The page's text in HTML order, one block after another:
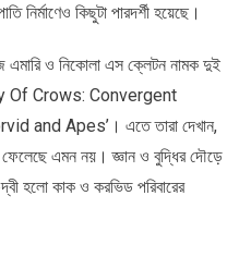
নির্মাণেও কিছুটা পারদর্শী হয়েছে।
এমারি ও নিকোলা এস ক্লেটন নামক দুই
Of Crows: Convergent
and Apes’। এতে তারা দেখান,
ফেলেছে এমন নয়। জ্ঞান ও বুদ্ধির দৌড়ে
হলো কাক ও করভিড পরিবারের